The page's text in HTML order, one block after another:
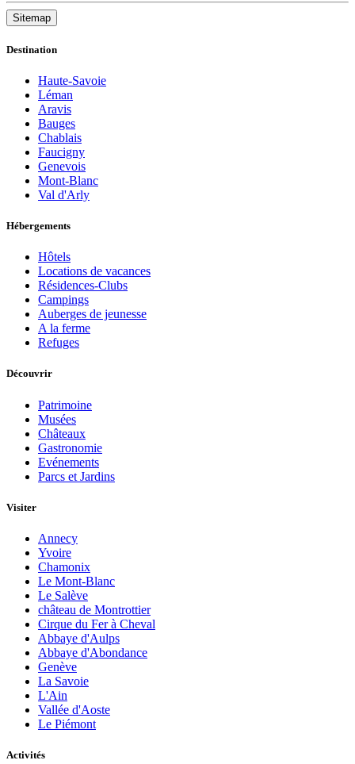
Sitemap
Destination
Haute-Savoie
Léman
Aravis
Bauges
Chablais
Faucigny
Genevois
Mont-Blanc
Val d'Arly
Hébergements
Hôtels
Locations de vacances
Résidences-Clubs
Campings
Auberges de jeunesse
A la ferme
Refuges
Découvrir
Patrimoine
Musées
Châteaux
Gastronomie
Evénements
Parcs et Jardins
Visiter
Annecy
Yvoire
Chamonix
Le Mont-Blanc
Le Salève
château de Montrottier
Cirque du Fer à Cheval
Abbaye d'Aulps
Abbaye d'Abondance
Genève
La Savoie
L'Ain
Vallée d'Aoste
Le Piémont
Activités